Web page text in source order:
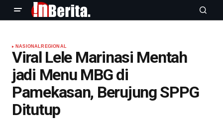
NASIONAL REGIONAL
Viral Lele Marinasi Mentah
jadi Menu MBG di
Pamekasan, Berujung SPPG
Ditutup